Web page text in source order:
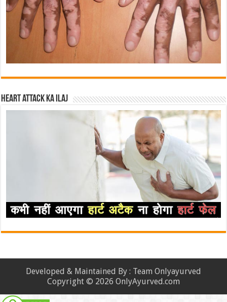
Heart attack ka ilaj
Developed & Maintained By : Team Onlyayurved
Copyright © 2026 OnlyAyurved.com